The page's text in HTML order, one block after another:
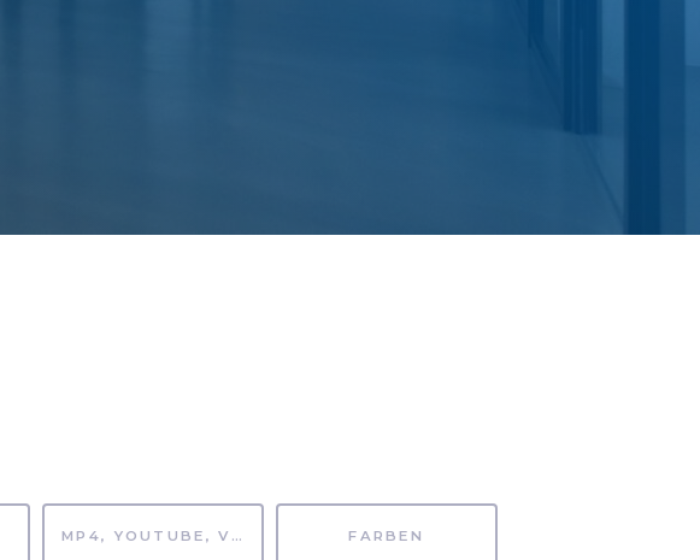
MP4, YOUTUBE, VIMEO FARBEN